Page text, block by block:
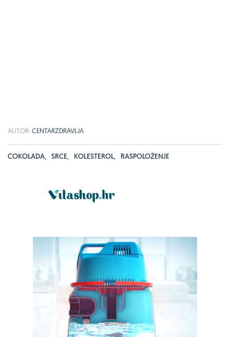
AUTOR: CENTARZDRAVLJA
ČOKOLADA, SRCE, KOLESTEROL, RASPOLOŽENJE